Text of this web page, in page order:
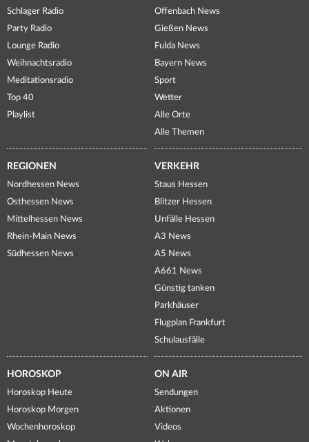
Schlager Radio
Party Radio
Lounge Radio
Weihnachtsradio
Meditationsradio
Top 40
Playlist
Offenbach News
Gießen News
Fulda News
Bayern News
Sport
Wetter
Alle Orte
Alle Themen
REGIONEN
Nordhessen News
Osthessen News
Mittelhessen News
Rhein-Main News
Südhessen News
VERKEHR
Staus Hessen
Blitzer Hessen
Unfälle Hessen
A3 News
A5 News
A661 News
Günstig tanken
Parkhäuser
Flugplan Frankfurt
Schulausfälle
HOROSKOP
Horoskop Heute
Horoskop Morgen
Wochenhoroskop
ON AIR
Sendungen
Aktionen
Videos